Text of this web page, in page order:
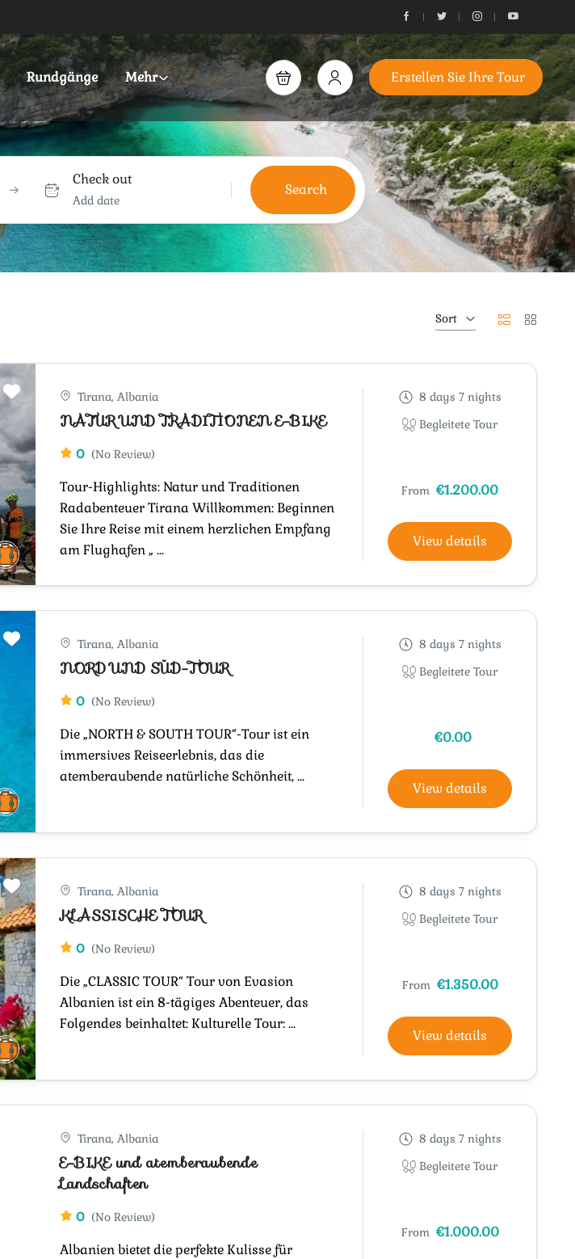
Rundgänge Mehr Erstellen Sie Ihre Tour
Check out
Add date
Search
Sort
Tirana, Albania
NATUR UND TRADITIONEN E-BIKE
0 (No Review)
Tour-Highlights: Natur und Traditionen
Radabenteuer Tirana Willkommen: Beginnen
Sie Ihre Reise mit einem herzlichen Empfang
am Flughafen „ ...
8 days 7 nights
Begleitete Tour
From €1.200.00
View details
Tirana, Albania
NORD UND SÜD-TOUR
0 (No Review)
Die „NORTH & SOUTH TOUR“-Tour ist ein
immersives Reiseerlebnis, das die
atemberaubende natürliche Schönheit, ...
8 days 7 nights
Begleitete Tour
€0.00
View details
Tirana, Albania
KLASSISCHE TOUR
0 (No Review)
Die „CLASSIC TOUR“ Tour von Evasion
Albanien ist ein 8-tägiges Abenteuer, das
Folgendes beinhaltet: Kulturelle Tour: ...
8 days 7 nights
Begleitete Tour
From €1.350.00
View details
Tirana, Albania
E-BIKE und atemberaubende
Landschaften
0 (No Review)
Albanien bietet die perfekte Kulisse für
8 days 7 nights
Begleitete Tour
From €1.000.00